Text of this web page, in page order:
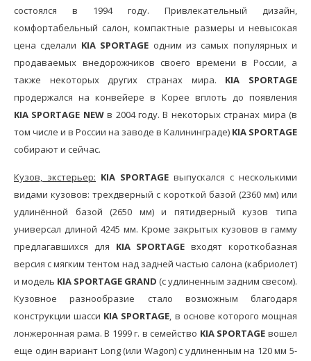
состоялся в 1994 году. Привлекательный дизайн,
комфортабельный салон, компактные размеры и невысокая
цена сделали KIA SPORTAGE одним из самых популярных и
продаваемых внедорожников своего времени в России, а
также некоторых других странах мира. KIA SPORTAGE
продержался на конвейере в Корее вплоть до появления
KIA SPORTAGE NEWв 2004 году. В некоторых странах мира (в
том числе и в России на заводе в Калининграде) KIA SPORTAGE
собирают и сейчас.
Кузов, экстерьер: KIA SPORTAGE выпускался с несколькими
видами кузовов: трехдверный с короткой базой (2360 мм) или
удлинённой базой (2650 мм) и пятидверный кузов типа
универсал длиной 4245 мм. Кроме закрытых кузовов в гамму
предлагавшихся для KIA SPORTAGE входят короткобазная
версия с мягким тентом над задней частью салона (кабриолет)
и модель KIA SPORTAGE GRAND (с удлиненным задним свесом).
Кузовное разнообразие стало возможным благодаря
конструкции шасси KIA SPORTAGE, в основе которого мощная
лонжеронная рама. В 1999 г. в семейство KIA SPORTAGE вошел
еще один вариант Long (или Wagon) с удлиненным на 120 мм 5-